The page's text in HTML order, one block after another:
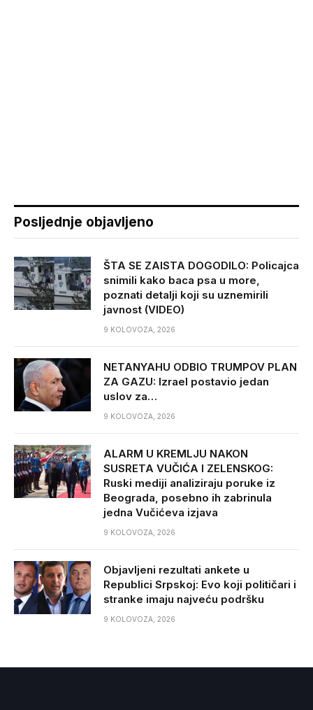
Posljednje objavljeno
ŠTA SE ZAISTA DOGODILO: Policajca
snimili kako baca psa u more,
poznati detalji koji su uznemirili
javnost (VIDEO)
9 KOLOVOZA, 2026
NETANYAHU ODBIO TRUMPOV PLAN
ZA GAZU: Izrael postavio jedan
uslov za…
9 KOLOVOZA, 2026
ALARM U KREMLJU NAKON
SUSRETA VUČIĆA I ZELENSKOG:
Ruski mediji analiziraju poruke iz
Beograda, posebno ih zabrinula
jedna Vučićeva izjava
9 KOLOVOZA, 2026
Objavljeni rezultati ankete u
Republici Srpskoj: Evo koji političari i
stranke imaju najveću podršku
9 KOLOVOZA, 2026